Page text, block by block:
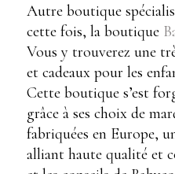
Autre boutique
cette fois, la boutique
Vous y trouverez une
et cadeaux pour les
Cette boutique s’est
grâce à ses choix de
fabriquées en Europe,
alliant haute qualité et